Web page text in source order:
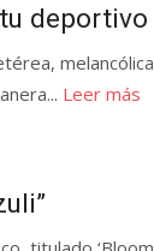
deportivo
Leer más